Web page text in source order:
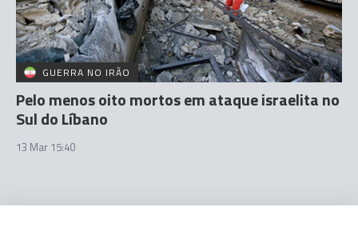
GUERRA NO IRÃO
Pelo menos oito mortos em ataque israelita no
Sul do Líbano
13 Mar 15:40